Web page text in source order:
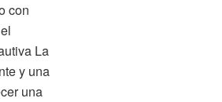
con
La
y una
una